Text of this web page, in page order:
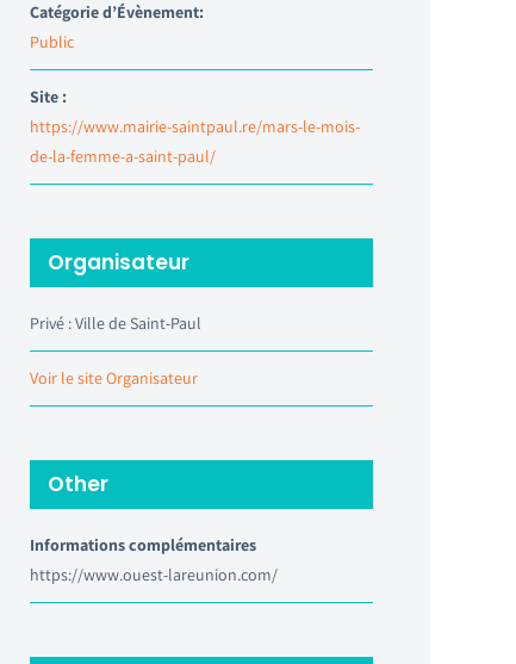
Catégorie d’Évènement:
Public
Site :
https://www.mairie-saintpaul.re/mars-le-mois-
de-la-femme-a-saint-paul/
Organisateur
Privé : Ville de Saint-Paul
Voir le site Organisateur
Other
Informations complémentaires
https://www.ouest-lareunion.com/